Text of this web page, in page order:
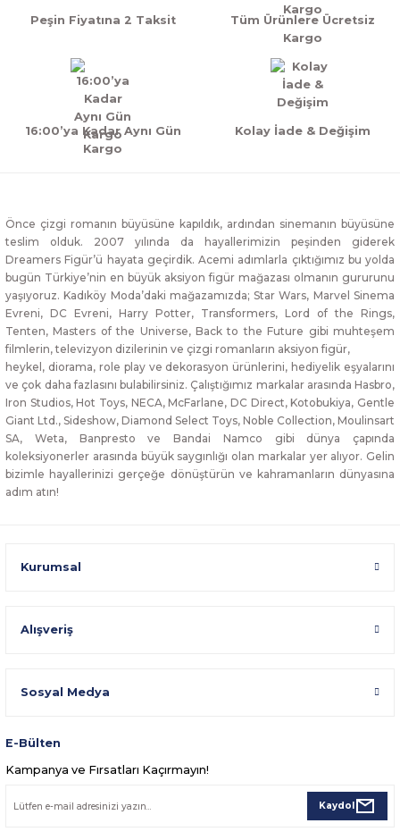
Peşin Fiyatına 2 Taksit
Tüm Ürünlere Ücretsiz
Kargo
16:00’ya Kadar Aynı Gün
Kargo
Kolay İade & Değişim
Önce çizgi romanın büyüsüne kapıldık, ardından sinemanın büyüsüne
teslim olduk. 2007 yılında da hayallerimizin peşinden giderek
Dreamers Figür’ü hayata geçirdik. Acemi adımlarla çıktığımız bu yolda
bugün Türkiye’nin en büyük aksiyon figür mağazası olmanın gururunu
yaşıyoruz. Kadıköy Moda’daki mağazamızda; Star Wars, Marvel Sinema
Evreni, DC Evreni, Harry Potter, Transformers, Lord of the Rings,
Tenten, Masters of the Universe, Back to the Future gibi muhteşem
filmlerin, televizyon dizilerinin ve çizgi romanların aksiyon figür,
heykel, diorama, role play ve dekorasyon ürünlerini, hediyelik eşyalarını
ve çok daha fazlasını bulabilirsiniz. Çalıştığımız markalar arasında Hasbro,
Iron Studios, Hot Toys, NECA, McFarlane, DC Direct, Kotobukiya, Gentle
Giant Ltd., Sideshow, Diamond Select Toys, Noble Collection, Moulinsart
SA, Weta, Banpresto ve Bandai Namco gibi dünya çapında
koleksiyonerler arasında büyük saygınlığı olan markalar yer alıyor. Gelin
bizimle hayallerinizi gerçeğe dönüştürün ve kahramanların dünyasına
adım atın!
Kurumsal
Alışveriş
Sosyal Medya
E-Bülten
Kampanya ve Fırsatları Kaçırmayın!
Kaydol